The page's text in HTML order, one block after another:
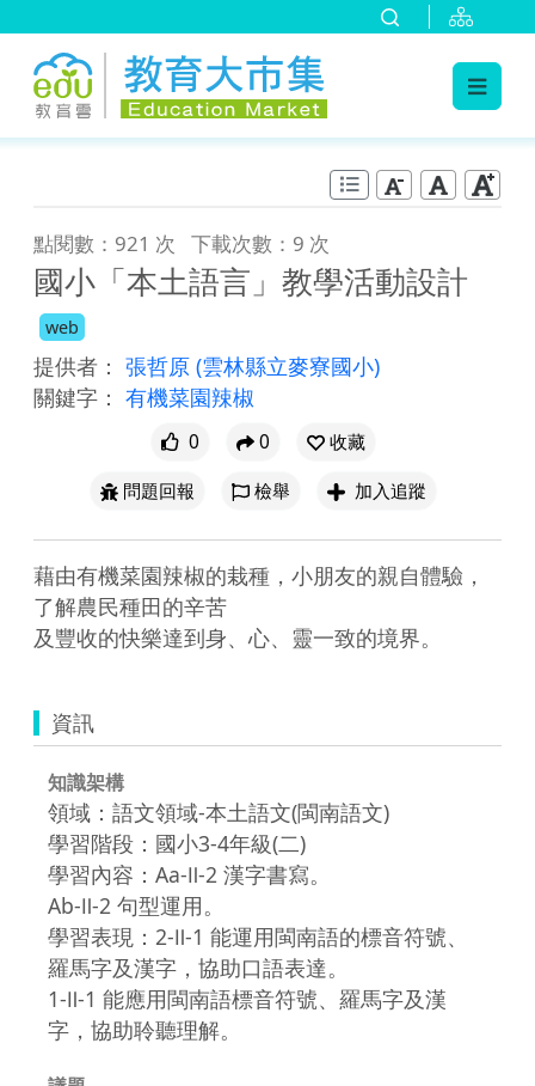
點閱數：921 次 下載次數：9 次
國小「本土語言」教學活動設計
web
提供者： 張哲原 (雲林縣立麥寮國小)
關鍵字： 有機菜園辣椒
0 0
收藏
問題回報
檢舉 加入追蹤
藉由有機菜園辣椒的栽種，小朋友的親自體驗，
了解農民種田的辛苦
資訊
知識架構
領域：語文領域-本土語文(閩南語文)
學習階段：國小3-4年級(二)
學習內容：Aa-Ⅱ-2 漢字書寫。
Ab-Ⅱ-2 句型運用。
學習表現：2-Ⅱ-1 能運用閩南語的標音符號、
羅馬字及漢字，協助口語表達。
1-Ⅱ-1 能應用閩南語標音符號、羅馬字及漢
字，協助聆聽理解。